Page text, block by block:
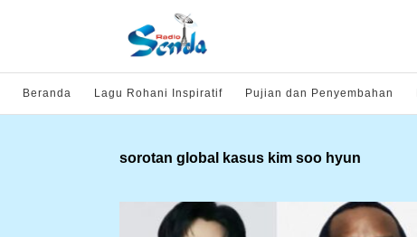
Beranda Lagu Rohani Inspiratif Pujian dan Penyembahan
sorotan global kasus kim soo hyun